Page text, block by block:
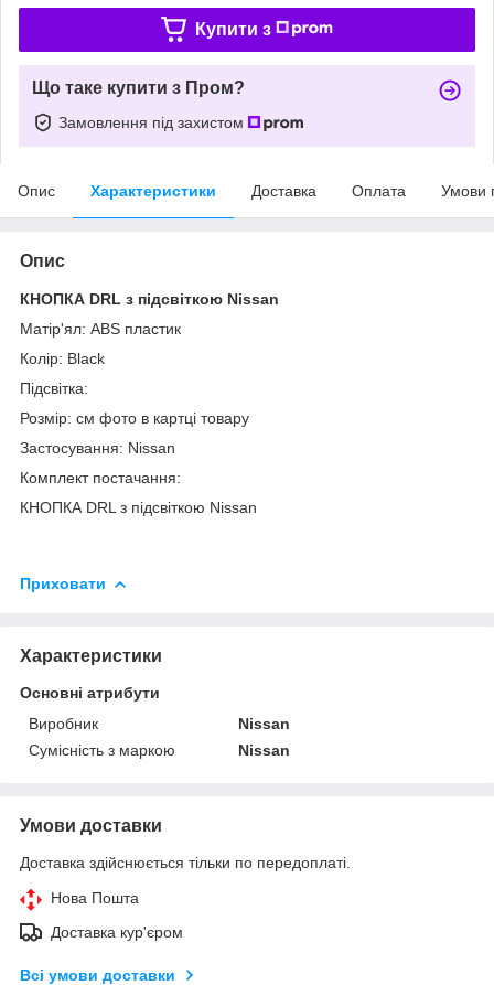
Купити з
Що таке купити з Пром?
Замовлення під захистом
Опис Характеристики Доставка Оплата Умови
Опис
КНОПКА DRL з підсвіткою Nissan
Матір'ял: ABS пластик
Колір: Black
Підсвітка:
Розмір: см фото в картці товару
Застосування: Nissan
Комплект постачання:
КНОПКА DRL з підсвіткою Nissan
Приховати
Характеристики
Основні атрибути
Виробник
Nissan
Сумісність з маркою
Nissan
Умови доставки
Доставка здійснюється тільки по передоплаті.
Нова Пошта
Доставка кур'єром
Всі умови доставки